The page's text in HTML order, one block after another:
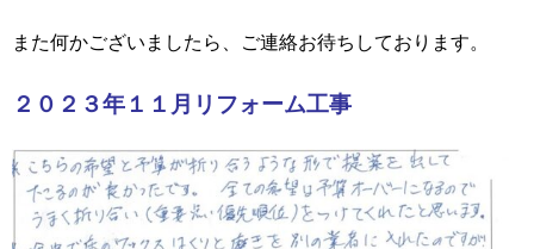
また何かございましたら、ご連絡お待ちしております。
２０２３年１１月リフォーム工事